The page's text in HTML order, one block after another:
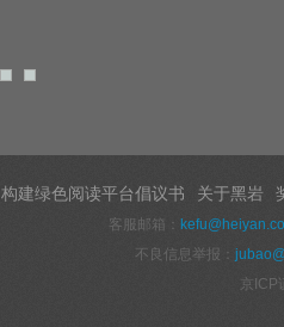
构建绿色阅读平台倡议书 关于黑岩
客服邮箱：
不良信息举报：
京ICP